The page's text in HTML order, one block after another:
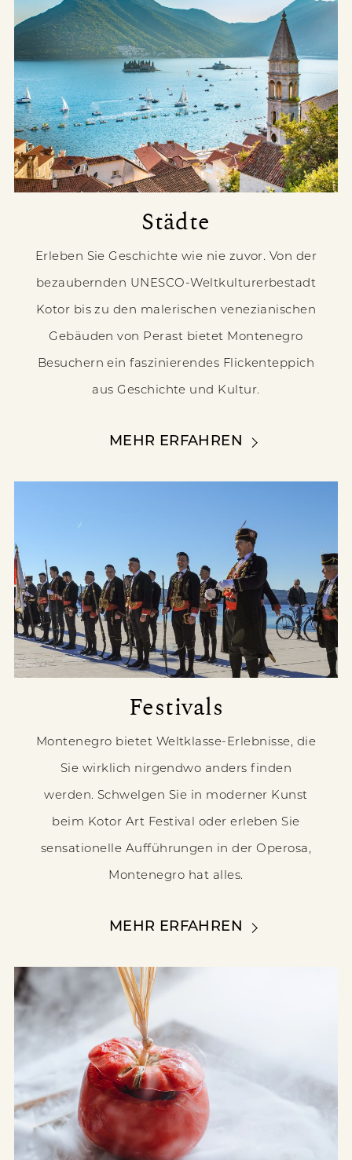
Städte
Erleben Sie Geschichte wie nie zuvor. Von der
bezaubernden UNESCO-Weltkulturerbestadt
Kotor bis zu den malerischen venezianischen
Gebäuden von Perast bietet Montenegro
Besuchern ein faszinierendes Flickenteppich
aus Geschichte und Kultur.
MEHR ERFAHREN
Festivals
Montenegro bietet Weltklasse-Erlebnisse, die
Sie wirklich nirgendwo anders finden
werden. Schwelgen Sie in moderner Kunst
beim Kotor Art Festival oder erleben Sie
sensationelle Aufführungen in der Operosa,
Montenegro hat alles.
MEHR ERFAHREN